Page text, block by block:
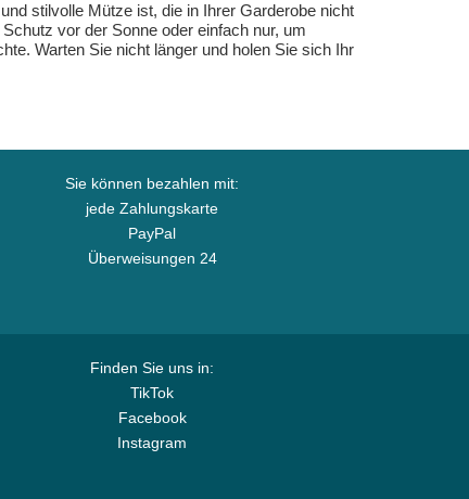
stilvolle Mütze ist, die in Ihrer Garderobe nicht
vor der Sonne oder einfach nur, um
Warten Sie nicht länger und holen Sie sich Ihr
Sie können bezahlen mit:
jede Zahlungskarte
PayPal
Überweisungen 24
Finden Sie uns in:
TikTok
Facebook
Instagram